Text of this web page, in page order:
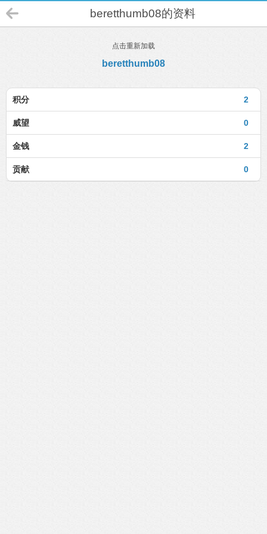
beretthumb08的资料
点击重新加载
beretthumb08
2
积分
0
威望
2
金钱
0
贡献